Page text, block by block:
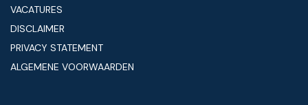
VACATURES
DISCLAIMER
PRIVACY STATEMENT
ALGEMENE VOORWAARDEN